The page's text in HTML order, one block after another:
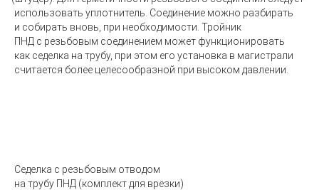
использовать уплотнитель. Соединение можно разбирать
и собирать вновь, при необходимости. Тройник
ПНД с резьбовым соединением может функционировать
как седелка на трубу, при этом его установка в магистрали
считается более целесообразной при высоком давлении.
Седелка с резьбовым отводом
на трубу ПНД (комплект для врезки)